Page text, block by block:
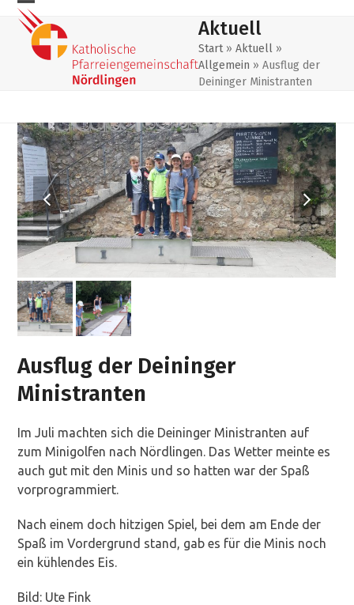
Skip
content
Mobiles
Menu
Mobiles
Menu
schließen
Aktuell
Start»Aktuell »
Allgemein »Ausflug der
Deininger Ministranten
previous
slide
next
slide
Ausflug der Deininger
Ministranten
Im Juli machten sich die Deininger Ministranten auf
zum Minigolfen nach Nördlingen. Das Wetter meinte es
auch gut mit den Minis und so hatten war der Spaß
vorprogrammiert.
Nach einem doch hitzigen Spiel, bei dem am Ende der
Spaß im Vordergrund stand, gab es für die Minis noch
ein kühlendes Eis.
Bild: Ute Fink